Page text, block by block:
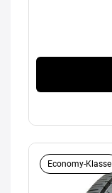
Economy-Klasse